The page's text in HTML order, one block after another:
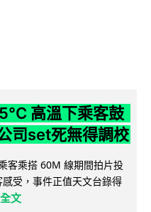
高溫下乘客鼓
司set死無得調校
客乘搭 60M 線期間拍片投
受，事件正值天文台錄得
文